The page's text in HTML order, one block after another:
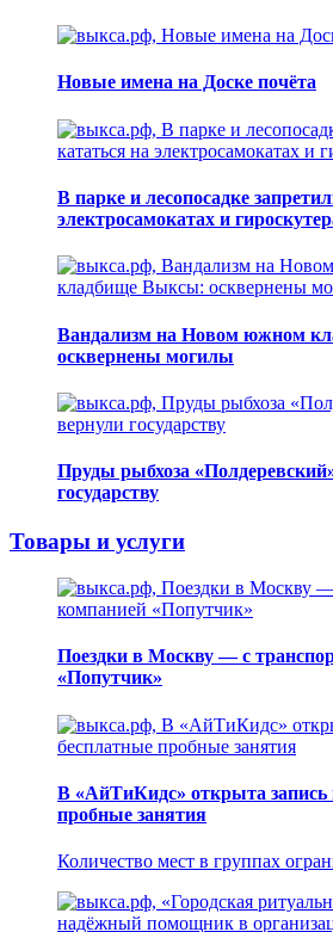
Новые имена на Доске почёта
В парке и лесопосадке
электросамокатах и
Вандализм на Новом южном
осквернены могилы
Пруды рыбхоза
государству
Товары и услуги
Поездки в Москву — с
«Попутчик»
В «АйТиКидс» открыта запись
пробные занятия
Количество мест в группах